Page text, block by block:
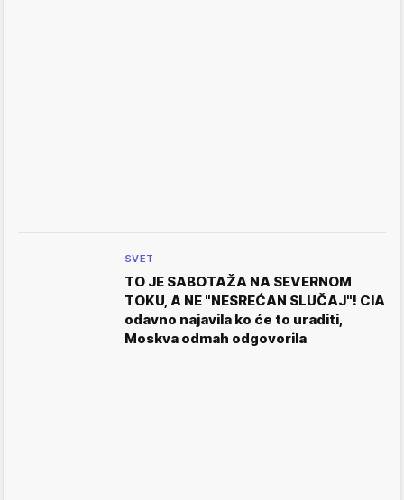
SVET
TO JE SABOTAŽA NA SEVERNOM
TOKU, A NE "NESREĆAN SLUČAJ"! CIA
odavno najavila ko će to uraditi,
Moskva odmah odgovorila